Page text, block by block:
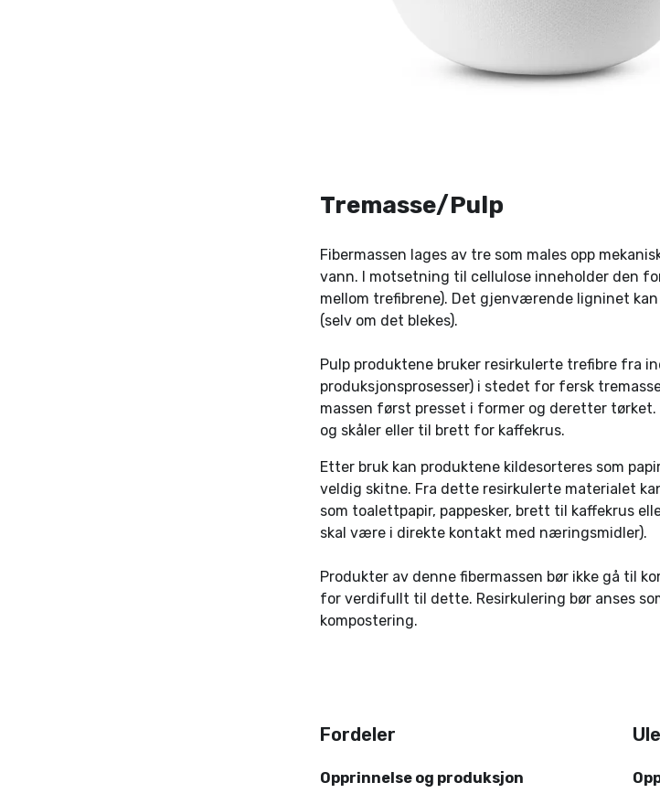
Tremasse/Pulp
Fibermassen lages av tre som males opp
vann. I motsetning til cellulose inneholder den
mellom trefibrene). Det gjenværende ligninet
(selv om det blekes).
Pulp produktene bruker resirkulerte trefibre fra
produksjonsprosesser) i stedet for fersk
massen først presset i former og deretter
og skåler eller til brett for kaffekrus.
Etter bruk kan produktene kildesorteres som
veldig skitne. Fra dette resirkulerte materialet
som toalettpapir, pappesker, brett til kaffekrus
skal være i direkte kontakt med næringsmidler).
Produkter av denne fibermassen bør ikke gå til
for verdifullt til dette. Resirkulering bør anses
kompostering.
Fordeler
Opprinnelse og produksjon